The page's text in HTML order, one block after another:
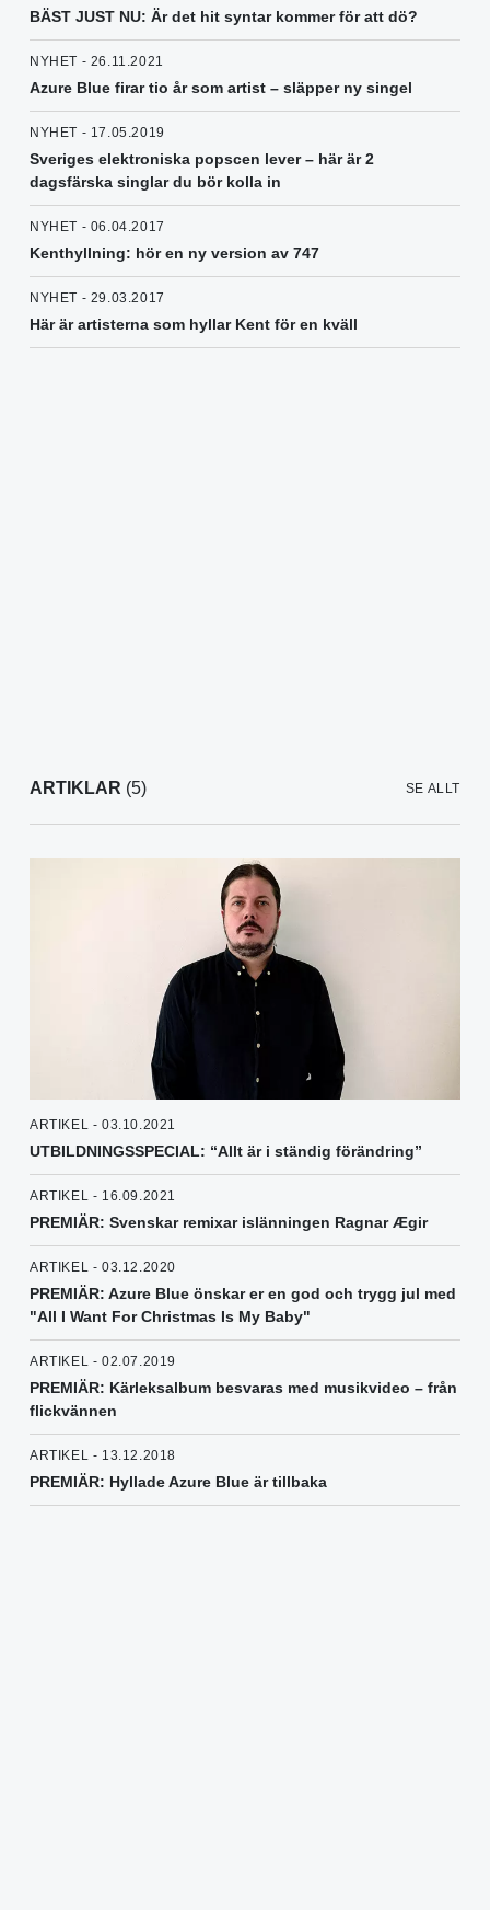
BÄST JUST NU: Är det hit syntar kommer för att dö?
NYHET - 26.11.2021
Azure Blue firar tio år som artist – släpper ny singel
NYHET - 17.05.2019
Sveriges elektroniska popscen lever – här är 2
dagsfärska singlar du bör kolla in
NYHET - 06.04.2017
Kenthyllning: hör en ny version av 747
NYHET - 29.03.2017
Här är artisterna som hyllar Kent för en kväll
ARTIKLAR (5) SE ALLT
ARTIKEL - 03.10.2021
UTBILDNINGSSPECIAL: “Allt är i ständig förändring”
ARTIKEL - 16.09.2021
PREMIÄR: Svenskar remixar islänningen Ragnar Ægir
ARTIKEL - 03.12.2020
PREMIÄR: Azure Blue önskar er en god och trygg jul med
"All I Want For Christmas Is My Baby"
ARTIKEL - 02.07.2019
PREMIÄR: Kärleksalbum besvaras med musikvideo – från
flickvännen
ARTIKEL - 13.12.2018
PREMIÄR: Hyllade Azure Blue är tillbaka